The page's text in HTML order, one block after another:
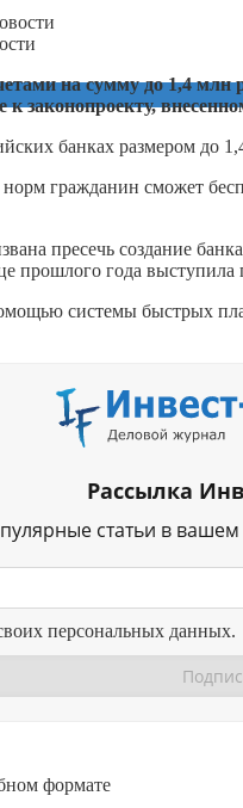
на сумму до 1,4 млн
к законопроекту,
банках размером до
гражданин сможет
пресечь создание
прошлого года выступила
системы быстрых
Рассылка
статьи в
персональных данных.
формате